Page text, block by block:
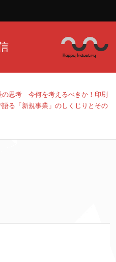
の思考 今何を考えるべきか！印刷
る「新規事業」のしくじりとその